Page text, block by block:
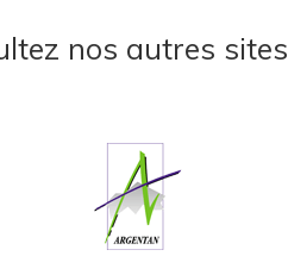
nos autres sites